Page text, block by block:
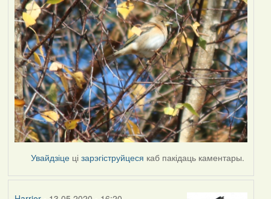
Увайдзіце цізарэгіструйцеся каб пакідаць каментары.